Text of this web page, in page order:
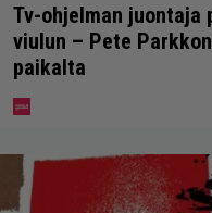
Tv-ohjelman juontaja
viulun – Pete
paikalta